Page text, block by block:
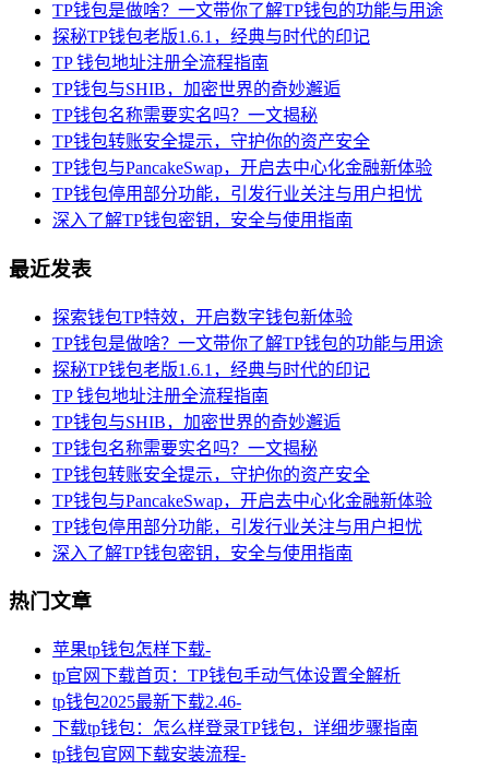
TP钱包是做啥？一文带你了解TP钱包的功能与用途
探秘TP钱包老版1.6.1，经典与时代的印记
TP 钱包地址注册全流程指南
TP钱包与SHIB，加密世界的奇妙邂逅
TP钱包名称需要实名吗？一文揭秘
TP钱包转账安全提示，守护你的资产安全
TP钱包与PancakeSwap，开启去中心化金融新体验
TP钱包停用部分功能，引发行业关注与用户担忧
深入了解TP钱包密钥，安全与使用指南
最近发表
探索钱包TP特效，开启数字钱包新体验
TP钱包是做啥？一文带你了解TP钱包的功能与用途
探秘TP钱包老版1.6.1，经典与时代的印记
TP 钱包地址注册全流程指南
TP钱包与SHIB，加密世界的奇妙邂逅
TP钱包名称需要实名吗？一文揭秘
TP钱包转账安全提示，守护你的资产安全
TP钱包与PancakeSwap，开启去中心化金融新体验
TP钱包停用部分功能，引发行业关注与用户担忧
深入了解TP钱包密钥，安全与使用指南
热门文章
苹果tp钱包怎样下载-
tp官网下载首页：TP钱包手动气体设置全解析
tp钱包2025最新下载2.46-
下载tp钱包：怎么样登录TP钱包，详细步骤指南
tp钱包官网下载安装流程-